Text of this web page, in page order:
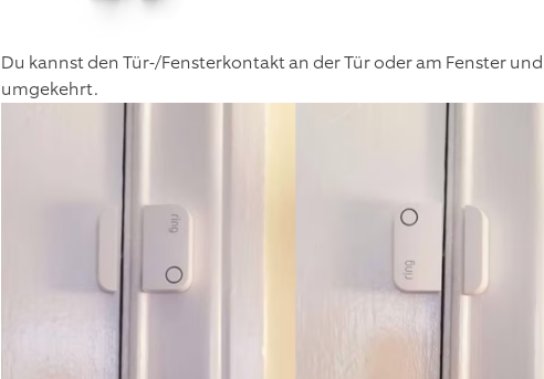
Du kannst den Tür-/Fensterkontakt an der Tür oder am Fenster
umgekehrt.